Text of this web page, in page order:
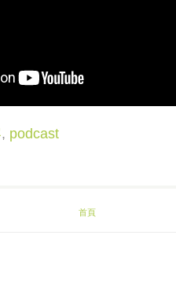
, podcast
首頁